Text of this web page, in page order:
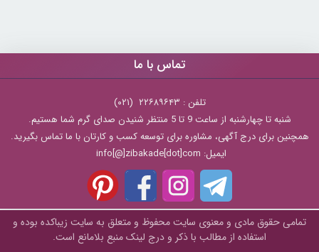
تماس با ما
تلفن : ۲۲۶۸۹۶۴۳ (۰۲۱)
شنبه تا چهارشنبه از ساعت 9 تا 5 منتظر شنیدن صدای گرم شما هستیم.
همچنین برای درج آگهی، مشاوره برای توسعه کسب و کارتان با ما تماس بگیرید.
ایمیل: info[@]zibakade[dot]com
تمامی حقوق مادی و معنوی سایت محفوظ و متعلق به سايت زیباکده بوده و
استفاده از مطالب با ذکر و درج لینک منبع بلامانع است.